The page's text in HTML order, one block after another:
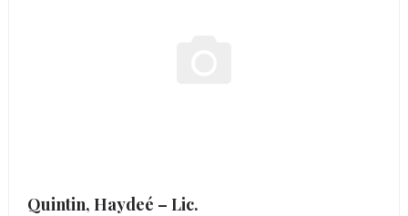
Quintin, Haydeé – Lic.